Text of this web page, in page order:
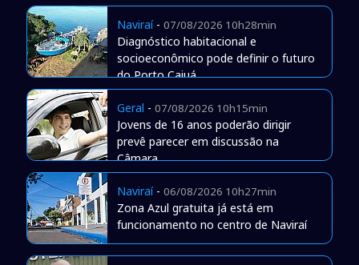
Naviraí- 07/08/2026 10h28min
Diagnóstico habitacional e
socioeconômico pode definir o futuro
do Porto Caiuá
Geral - 07/08/2026 10h15min
Jovens de 16 anos poderão dirigir
prevê parecer em discussão na
Câmara
Naviraí- 06/08/2026 10h27min
Zona Azul gratuita já está em
funcionamento no centro de Naviraí